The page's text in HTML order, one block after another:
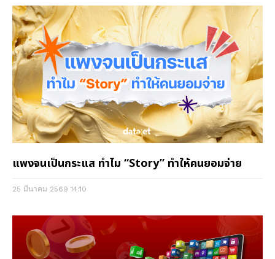
แพงจนเป็นกระแส ทำไม “Story” ทำให้คนยอมจ่าย
25 มีนาคม 2569 14:10